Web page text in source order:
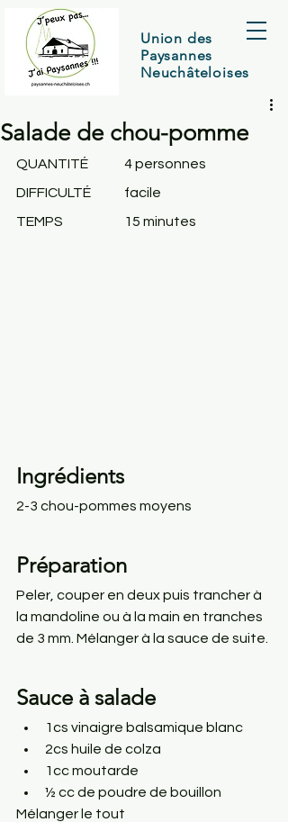
Union des
Paysannes
Neuchâteloises
Salade de chou-pomme
QUANTITÉ	4personnes
DIFFICULTÉ	facile
TEMPS
		15 minutes
Ingrédients
2-3 chou-pommes moyens
Préparation
Peler, couper en deux puis trancher à
la mandoline ou à la main en tranches
de 3 mm. Mélanger à la sauce de suite.
Sauce à salade
1cs vinaigre balsamique blanc
2cs huile de colza
1cc moutarde
½ cc de poudre de bouillon
Mélanger le tout